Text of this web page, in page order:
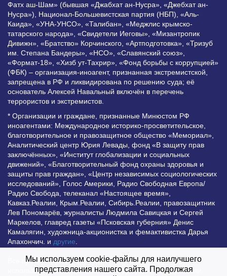
Фатх аш-Шам» (бывшая «Джабхат ан-Нусра», «Джебхат ан-
Нусра»), Национал-Большевистская партия (НБП), «Аль-
Каида», «УНА-УНСО», «Талибан», «Меджлис крымско-
татарского народа», «Свидетели Иеговы», «Мизантропик
Дивижн», «Братство» Корчинского, «Артподготовка», «Тризуб
им. Степана Бандеры», «НСО», «Славянский союз»,
«Формат-18», «Хизб ут-Тахрир», «Фонд борьбы с коррупцией»
(ФБК) – организация-иноагент, признанная экстремистской,
запрещена в РФ и ликвидирована по решению суда; её
основатель Алексей Навальный включён в перечень
террористов и экстремистов.
* Организации и граждане, признанные Минюстом РФ
иноагентами: Международное историко-просветительское,
благотворительное и правозащитное общество «Мемориал»,
Аналитический центр Юрия Левады, фонд «В защиту прав
заключённых», «Институт глобализации и социальных
движений», «Благотворительный фонд охраны здоровья и
защиты прав граждан», «Центр независимых социологических
исследований», Голос Америки, Радио Свободная Европа/
Радио Свобода, телеканал «Настоящее время»,
Кавказ.Реалии, Крым.Реалии, Сибирь.Реалии, правозащитник
Лев Пономарёв, журналисты Людмила Савицкая и Сергей
Маркелов, главред газеты «Псковская губерния» Денис
Камалягин, художница-акционистка и фемактивистка Дарья
Апахончич. и другие.
Все права защищены и охраняются законом. Любое
использование материалов сайта допустимо при условии
Мы используем cookie-файлы для наилучшего
представления нашего сайта. Продолжая